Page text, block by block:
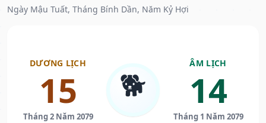
Ngày Mậu Tuất, Tháng Bính Dần, Năm Kỷ Hợi
DƯƠNG LỊCH
15
Tháng 2 Năm 2079
🐕
ÂM LỊCH
14
Tháng 1 Năm 2079